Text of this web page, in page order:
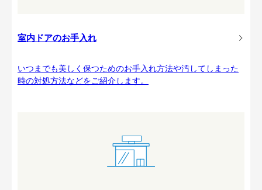
室内ドアのお手入れ
いつまでも美しく保つためのお手入れ方法や汚してしまった
時の対処方法などをご紹介します。